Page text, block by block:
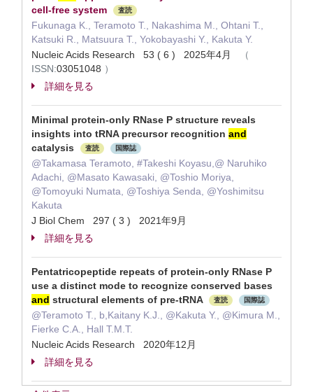
cell-free system
査読
Fukunaga K., Teramoto T., Nakashima M., Ohtani T.,
Katsuki R., Matsuura T., Yokobayashi Y., Kakuta Y.
Nucleic Acids Research 53 ( 6 ) 2025年4月
（
ISSN:03051048 ）
詳細を見る
Minimal protein-only RNase P structure reveals
insights into tRNA precursor recognition and
catalysis
査読 国際誌
@Takamasa Teramoto, #Takeshi Koyasu,@ Naruhiko
Adachi, @Masato Kawasaki, @Toshio Moriya,
@Tomoyuki Numata, @Toshiya Senda, @Yoshimitsu
Kakuta
J Biol Chem 297 ( 3 ) 2021年9月
詳細を見る
Pentatricopeptide repeats of protein-only RNase P
use a distinct mode to recognize conserved bases
and structural elements of pre-tRNA 査読 国際誌
@Teramoto T., b,Kaitany K.J., @Kakuta Y., @Kimura M.,
Fierke C.A., Hall T.M.T.
Nucleic Acids Research 2020年12月
詳細を見る